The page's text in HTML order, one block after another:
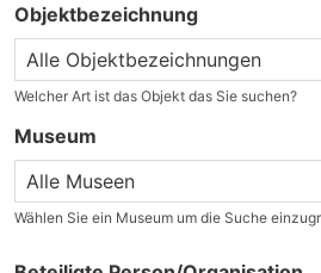
Objektbezeichnung
Welcher Art ist das Objekt das Sie suchen?
Museum
Wählen Sie ein Museum um die Suche